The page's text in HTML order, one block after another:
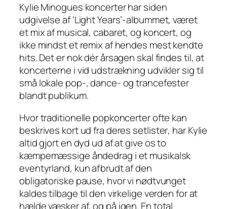
Kylie Minogues koncerter har siden
udgivelse af ‘Light Years’-albummet, været
et mix af musical, cabaret, og koncert, og
ikke mindst et remix af hendes mest kendte
hits. Det er nok dér årsagen skal findes til, at
koncerterne i vid udstrækning udvikler sig til
små lokale pop-, dance- og trancefester
blandt publikum.
Hvor traditionelle popkoncerter ofte kan
beskrives kort ud fra deres setlister, har Kylie
altid gjort en dyd ud af at give os to
kæmpemæssige åndedrag i et musikalsk
eventyrland, kun afbrudt af den
obligatoriske pause, hvor vi nødtvunget
kaldes tilbage til den virkelige verden for at
hælde væsker af, og på igen. En total